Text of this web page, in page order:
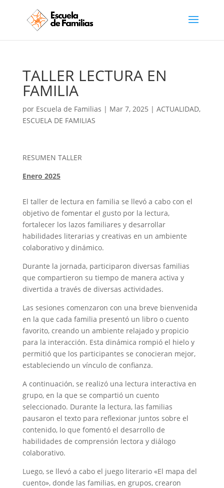
TALLER LECTURA EN
FAMILIA
por Escuela de Familias | Mar 7, 2025 | ACTUALIDAD,
ESCUELA DE FAMILIAS
RESUMEN TALLER
Enero 2025
El taller de lectura en familia se llevó a cabo con el
objetivo de fomentar el gusto por la lectura,
fortalecer los lazos familiares y desarrollar
habilidades literarias y creativas en un ambiente
colaborativo y dinámico.
Durante la jornada, participaron diversas familias
que compartieron su tiempo de manera activa y
divertida a través de diversas actividades.
Las sesiones comenzaron con una breve bienvenida
en la que cada familia presentó un libro o cuento
favorito, creando un ambiente relajado y propicio
para la interacción. Esta dinámica rompió el hielo y
permitió que los participantes se conocieran mejor,
estableciendo un vínculo de confianza.
A continuación, se realizó una lectura interactiva en
grupo, en la que se compartió un cuento
seleccionado. Durante la lectura, las familias
pausaron el texto para reflexionar juntos sobre el
contenido, lo que fomentó el desarrollo de
habilidades de comprensión lectora y diálogo
colaborativo.
Luego, se llevó a cabo el juego literario «El mapa del
cuento», donde las familias, en grupos, crearon